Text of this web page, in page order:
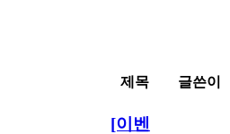
제목 글쓴이
[이벤